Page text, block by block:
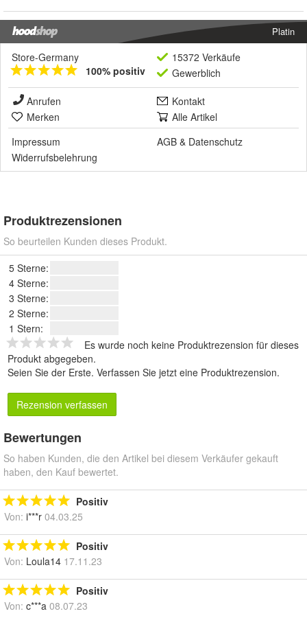
Platin
Store-Germany
100% positiv
15372 Verkäufe
Gewerblich
Anrufen
Kontakt
Merken
Alle Artikel
Impressum
AGB & Datenschutz
Widerrufsbelehrung
Produktrezensionen
So beurteilen Kunden dieses Produkt.
5 Sterne:
4 Sterne:
3 Sterne:
2 Sterne:
1 Stern:
Es wurde noch keine Produktrezension für dieses
Produkt abgegeben.
Seien Sie der Erste. Verfassen Sie jetzt eine Produktrezension.
Rezension verfassen
Bewertungen
So haben Kunden, die den Artikel bei diesem Verkäufer gekauft
haben, den Kauf bewertet.
Positiv
Von: i***r 04.03.25
Positiv
Von: Loula14 17.11.23
Positiv
Von: c***a 08.07.23